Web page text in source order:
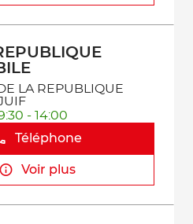
LA REPUBLIQUE
- 14:00
Téléphone
Voir plus